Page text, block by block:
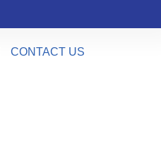
CONTACT US